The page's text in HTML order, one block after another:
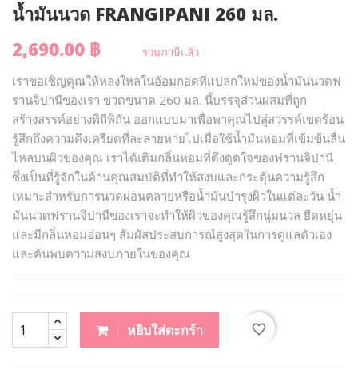
น้ำมันนวด FRANGIPANI 260 มล.
2,690.00 ฿
รวมภาษีแล้ว
เราขอเชิญคุณให้หลงใหลในอ้อมกอดที่แปลกใหม่ของน้ำมันนวดฟ
รานจิปานีของเรา ขวดขนาด 260 มล. นี้บรรจุส่วนผสมที่ถูก
สร้างสรรค์อย่างพิถีพิถัน ออกแบบมาเพื่อพาคุณไปสู่สวรรค์เขตร้อน
รู้สึกถึงความตึงเครียดที่ละลายหายไปเมื่อใช้น้ำมันหอมที่เข้มข้นลื่น
ไหลบนผิวของคุณ เราได้เติมกลิ่นหอมที่ดึงดูดใจของฟรานจิปานี
ซึ่งเป็นที่รู้จักในด้านคุณสมบัติที่ทำให้สงบและกระตุ้นความรู้สึก
เหมาะสำหรับการนวดผ่อนคลายหรือน้ำมันบำรุงผิวในแต่ละวัน น้ำ
มันนวดฟรานจิปานีของเราจะทำให้ผิวของคุณรู้สึกนุ่มนวล ยืดหยุ่น
และมีกลิ่นหอมอ่อนๆ สัมผัสประสบการณ์สูงสุดในการดูแลตัวเอง
และค้นพบความสงบภายในของคุณ
หยิบใส่ตะกร้า favorite_border